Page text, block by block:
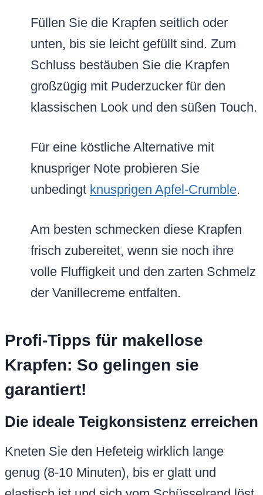
Füllen Sie die Krapfen seitlich oder
unten, bis sie leicht gefüllt sind. Zum
Schluss bestäuben Sie die Krapfen
großzügig mit Puderzucker für den
klassischen Look und den süßen Touch.
Für eine köstliche Alternative mit
knuspriger Note probieren Sie
unbedingt knusprigen Apfel-Crumble.
Am besten schmecken diese Krapfen
frisch zubereitet, wenn sie noch ihre
volle Fluffigkeit und den zarten Schmelz
der Vanillecreme entfalten.
Profi-Tipps für makellose
Krapfen: So gelingen sie
garantiert!
Die ideale Teigkonsistenz erreichen
Kneten Sie den Hefeteig wirklich lange
genug (8-10 Minuten), bis er glatt und